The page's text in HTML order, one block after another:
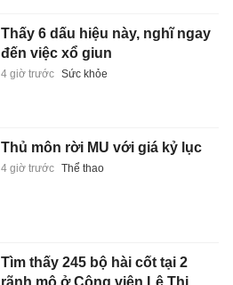
Thấy 6 dấu hiệu này, nghĩ ngay
đến việc xổ giun
4 giờ trước Sức khỏe
Thủ môn rời MU với giá kỷ lục
4 giờ trước Thể thao
Tìm thấy 245 bộ hài cốt tại 2
rãnh mộ ở Công viên Lê Thị